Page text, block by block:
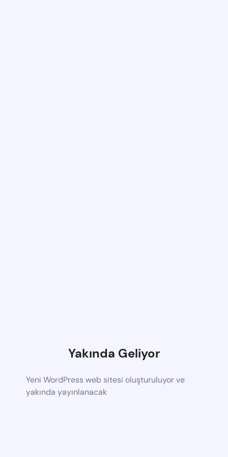
Yakında Geliyor
Yeni WordPress web sitesi oluşturuluyor ve
yakında yayınlanacak